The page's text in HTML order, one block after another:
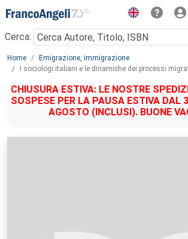
Menu
Cerca:
Main content
Home
Emigrazione, immigrazione
I sociologi italiani e le dinamiche dei processi
CHIUSURA ESTIVA: LE NOSTRE
SOSPESE PER LA PAUSA ESTIVA DAL
AGOSTO (INCLUSI). BUONE